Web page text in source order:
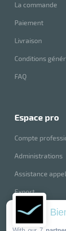
La commande
Paiement
Livraison
Conditions
FAQ
espace pro
Compte
Administrations
Assistance
Export
index